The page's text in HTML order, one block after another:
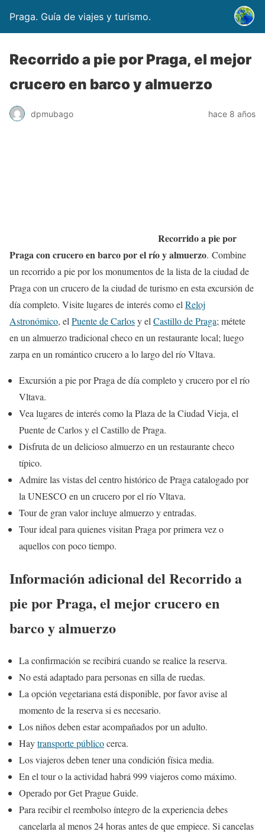
Praga. Guía de viajes y turismo.
Recorrido a pie por Praga, el mejor
crucero en barco y almuerzo
dpmubago hace 8 años
Recorrido a pie por
Praga con crucero en barco por el río y almuerzo. Combine
un recorrido a pie por los monumentos de la lista de la ciudad de
Praga con un crucero de la ciudad de turismo en esta excursión de
día completo. Visite lugares de interés como el Reloj
Astronómico, el Puente de Carlosy el Castillo de Praga; métete
en un almuerzo tradicional checo en un restaurante local; luego
zarpa en un romántico crucero a lo largo del río Vltava.
Excursión a pie por Praga de día completo y crucero por el río
Vltava.
Vea lugares de interés como la Plaza de la Ciudad Vieja, el
Puente de Carlos y el Castillo de Praga.
Disfruta de un delicioso almuerzo en un restaurante checo
típico.
Admire las vistas del centro histórico de Praga catalogado por
la UNESCO en un crucero por el río Vltava.
Tour de gran valor incluye almuerzo y entradas.
Tour ideal para quienes visitan Praga por primera vez o
aquellos con poco tiempo.
Información adicional del Recorrido a
pie por Praga, el mejor crucero en
barco y almuerzo
La confirmación se recibirá cuando se realice la reserva.
No está adaptado para personas en silla de ruedas.
La opción vegetariana está disponible, por favor avise al
momento de la reserva si es necesario.
Los niños deben estar acompañados por un adulto.
Haytransporte públicocerca.
Los viajeros deben tener una condición física media.
En el tour o la actividad habrá 999 viajeros como máximo.
Operado por Get Prague Guide.
Para recibir el reembolso íntegro de la experiencia debes
cancelarla al menos 24 horas antes de que empiece. Si cancelas